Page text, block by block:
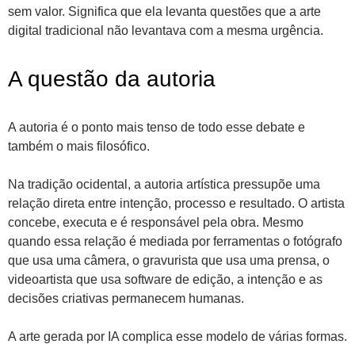
sem valor. Significa que ela levanta questões que a arte
digital tradicional não levantava com a mesma urgência.
A questão da autoria
A autoria é o ponto mais tenso de todo esse debate e
também o mais filosófico.
Na tradição ocidental, a autoria artística pressupõe uma
relação direta entre intenção, processo e resultado. O artista
concebe, executa e é responsável pela obra. Mesmo
quando essa relação é mediada por ferramentas o fotógrafo
que usa uma câmera, o gravurista que usa uma prensa, o
videoartista que usa software de edição, a intenção e as
decisões criativas permanecem humanas.
A arte gerada por IA complica esse modelo de várias formas.